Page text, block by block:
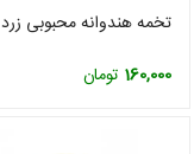
تخمه هندوانه محبوبی زرد
160,000 تومان